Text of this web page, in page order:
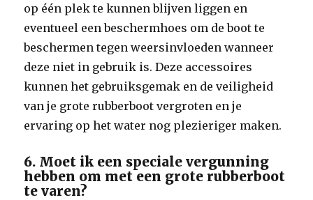
op één plek te kunnen blijven liggen en
eventueel een beschermhoes om de boot te
beschermen tegen weersinvloeden wanneer
deze niet in gebruik is. Deze accessoires
kunnen het gebruiksgemak en de veiligheid
van je grote rubberboot vergroten en je
ervaring op het water nog plezieriger maken.
6. Moet ik een speciale vergunning
hebben om met een grote rubberboot
te varen?